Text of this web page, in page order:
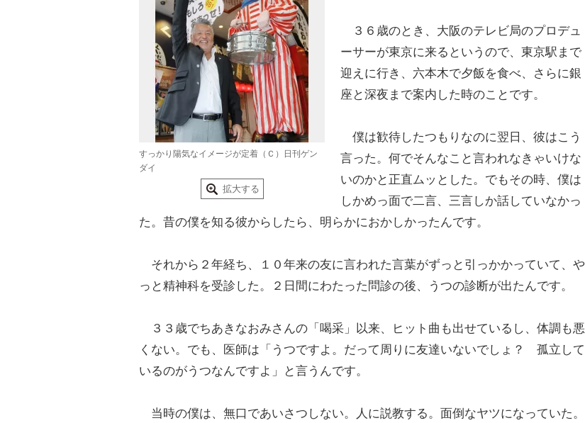
すっかり陽気なイメージが定着（Ｃ）日刊ゲン
ダイ
拡大する
３６歳のとき、大阪のテレビ局のプロデュ
ーサーが東京に来るというので、東京駅まで
迎えに行き、六本木で夕飯を食べ、さらに銀
座と深夜まで案内した時のことです。
僕は歓待したつもりなのに翌日、彼はこう
言った。何でそんなこと言われなきゃいけな
いのかと正直ムッとした。でもその時、僕は
しかめっ面で二言、三言しか話していなかっ
た。昔の僕を知る彼からしたら、明らかにおかしかったんです。
それから２年経ち、１０年来の友に言われた言葉がずっと引っかかっていて、や
っと精神科を受診した。２日間にわたった問診の後、うつの診断が出たんです。
３３歳でちあきなおみさんの「喝采」以来、ヒット曲も出せているし、体調も悪
くない。でも、医師は「うつですよ。だって周りに友達いないでしょ？ 孤立して
いるのがうつなんですよ」と言うんです。
当時の僕は、無口であいさつしない。人に説教する。面倒なヤツになっていた。